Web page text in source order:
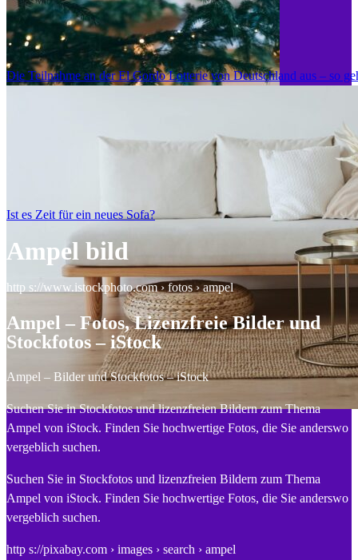
Die Teilnahme an der El Gordo Lotterie von Deutschland aus – so
Ist es Zeit für ein neues Sofa?
Ampel bild
http s://www.istockphoto.com › fotos › ampel
Ampel – Fotos, Lizenzfreie Bilder und
Stockfotos – iStock
Ampel – Bilder und Stockfotos – iStock
Suchen Sie in Stockfotos und lizenzfreien Bildern zum Thema
Ampel von iStock. Finden Sie hochwertige Fotos, die Sie anderswo
vergeblich suchen.
Suchen Sie in Stockfotos und lizenzfreien Bildern zum Thema
Ampel von iStock. Finden Sie hochwertige Fotos, die Sie anderswo
vergeblich suchen.
http s://pixabay.com › images › search › ampel